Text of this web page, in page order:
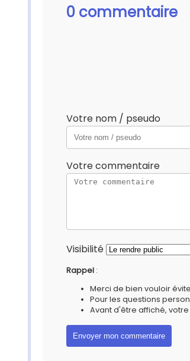
0 commentaire
Votre nom / pseudo
Votre commentaire
Visibilité
Rappel :
Merci de bien vouloir
Pour les questions
Avant d'être affiché,